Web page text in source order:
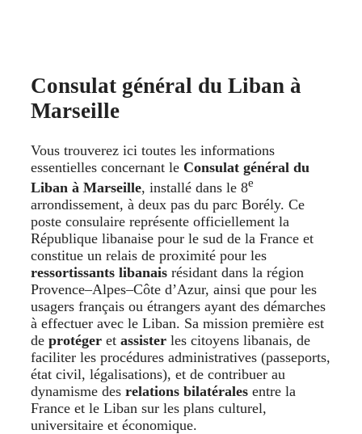
Consulat général du Liban à
Marseille
Vous trouverez ici toutes les informations
essentielles concernant le Consulat général du
Liban à Marseille, installé dans le 8e
arrondissement, à deux pas du parc Borély. Ce
poste consulaire représente officiellement la
République libanaise pour le sud de la France et
constitue un relais de proximité pour les
ressortissants libanais résidant dans la région
Provence–Alpes–Côte d’Azur, ainsi que pour les
usagers français ou étrangers ayant des démarches
à effectuer avec le Liban. Sa mission première est
de protéger et assister les citoyens libanais, de
faciliter les procédures administratives (passeports,
état civil, légalisations), et de contribuer au
dynamisme des relations bilatérales entre la
France et le Liban sur les plans culturel,
universitaire et économique.